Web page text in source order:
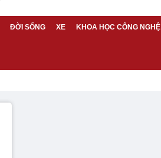
ĐỜI SỐNG XE KHOA HỌC CÔNG NGHỆ